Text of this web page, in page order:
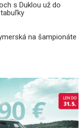
s Duklou už do
na šampionáte